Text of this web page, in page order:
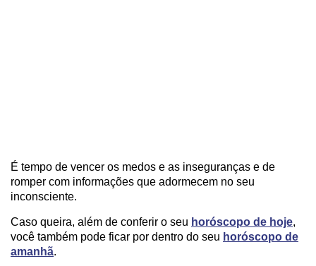
É tempo de vencer os medos e as inseguranças e de
romper com informações que adormecem no seu
inconsciente.
Caso queira, além de conferir o seu horóscopo de hoje,
você também pode ficar por dentro do seu horóscopo de
amanhã.